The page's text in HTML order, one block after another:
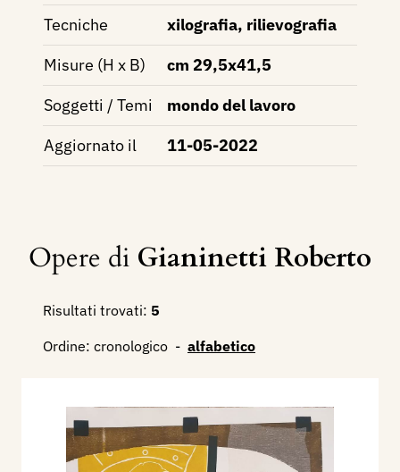
Tecniche
xilografia, rilievografia
Misure (H x B)
cm 29,5x41,5
Soggetti / Temi
mondo del lavoro
Aggiornato il
11-05-2022
Opere di Gianinetti Roberto
Risultati trovati: 5
Ordine: cronologico - alfabetico